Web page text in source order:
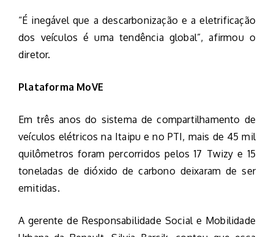
“É inegável que a descarbonização e a eletrificação
dos veículos é uma tendência global”, afirmou o
diretor.
Plataforma MoVE
Em três anos do sistema de compartilhamento de
veículos elétricos na Itaipu e no PTI, mais de 45 mil
quilômetros foram percorridos pelos 17 Twizy e 15
toneladas de dióxido de carbono deixaram de ser
emitidas.
A gerente de Responsabilidade Social e Mobilidade